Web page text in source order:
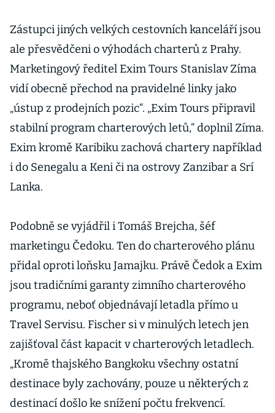
Zástupci jiných velkých cestovních kanceláří jsou
ale přesvědčeni o výhodách charterů z Prahy.
Marketingový ředitel Exim Tours Stanislav Zíma
vidí obecně přechod na pravidelné linky jako
„ústup z prodejních pozic“. „Exim Tours připravil
stabilní program charterových letů,“ doplnil Zíma.
Exim kromě Karibiku zachová chartery například
i do Senegalu a Keni či na ostrovy Zanzibar a Srí
Lanka.
Podobně se vyjádřil i Tomáš Brejcha, šéf
marketingu Čedoku. Ten do charterového plánu
přidal oproti loňsku Jamajku. Právě Čedok a Exim
jsou tradičními garanty zimního charterového
programu, neboť objednávají letadla přímo u
Travel Servisu. Fischer si v minulých letech jen
zajišťoval část kapacit v charterových letadlech.
„Kromě thajského Bangkoku všechny ostatní
destinace byly zachovány, pouze u některých z
destinací došlo ke snížení počtu frekvencí.